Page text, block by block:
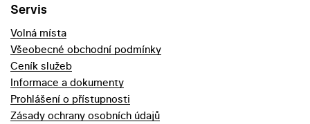
Servis
Volná místa
Všeobecné obchodní podmínky
Ceník služeb
Informace a dokumenty
Prohlášení o přístupnosti
Zásady ochrany osobních údajů